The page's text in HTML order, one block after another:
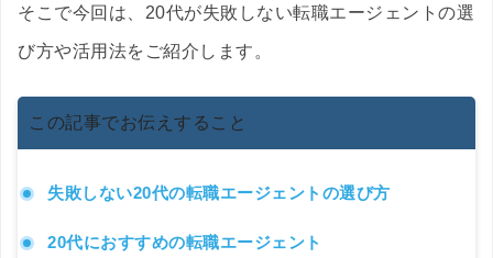
そこで今回は、20代が失敗しない転職エージェントの選
び方や活用法をご紹介します。
この記事でお伝えすること
失敗しない20代の転職エージェントの選び方
20代におすすめの転職エージェント